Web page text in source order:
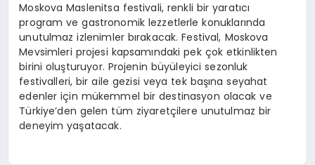
Moskova Maslenitsa festivali, renkli bir yaratıcı
program ve gastronomik lezzetlerle konuklarında
unutulmaz izlenimler bırakacak. Festival, Moskova
Mevsimleri projesi kapsamındaki pek çok etkinlikten
birini oluşturuyor. Projenin büyüleyici sezonluk
festivalleri, bir aile gezisi veya tek başına seyahat
edenler için mükemmel bir destinasyon olacak ve
Türkiye’den gelen tüm ziyaretçilere unutulmaz bir
deneyim yaşatacak.